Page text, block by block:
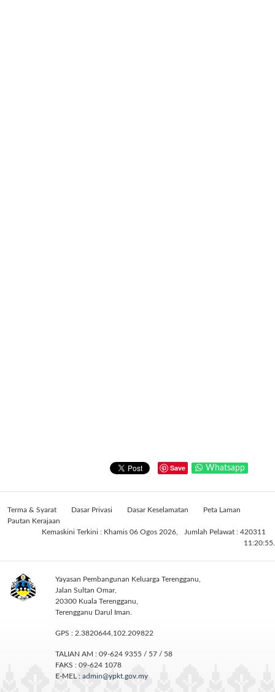
Save Whatsapp
Terma & Syarat Dasar Privasi Dasar Keselamatan
Peta Laman
Pautan Kerajaan
Jumlah Pelawat : 420311
Kemaskini Terkini : Khamis 06 Ogos 2026,
11:20:55.
Yayasan Pembangunan Keluarga Terengganu,
Jalan Sultan Omar,
20300 Kuala Terengganu,
Terengganu Darul Iman.
GPS : 2.3820644,102.209822
TALIAN AM : 09-624 9355 / 57 / 58
FAKS : 09-624 1078
E-MEL : admin@ypkt.gov.my